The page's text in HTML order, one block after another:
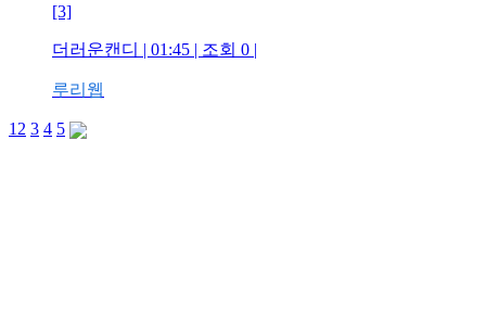
[3]
더러운캔디 | 01:45 | 조회 0 |
루리웹
1 2 3 4 5